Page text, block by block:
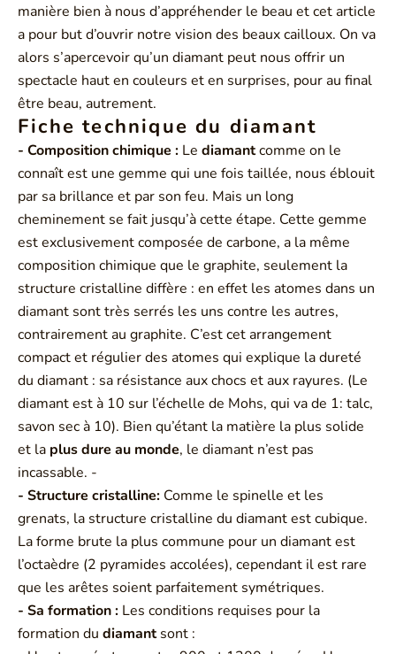
manière bien à nous d’appréhender le beau et cet article
a pour but d’ouvrir notre vision des beaux cailloux. On va
alors s’apercevoir qu’un diamant peut nous offrir un
spectacle haut en couleurs et en surprises, pour au final
être beau, autrement.
Fiche technique du diamant
- Composition chimique : Le diamantcomme on le
connaît est une gemme qui une fois taillée, nous éblouit
par sa brillance et par son feu. Mais un long
cheminement se fait jusqu’à cette étape. Cette gemme
est exclusivement composée de carbone, a la même
composition chimique que le graphite, seulement la
structure cristalline diffère : en effet les atomes dans un
diamant sont très serrés les uns contre les autres,
contrairement au graphite. C’est cet arrangement
compact et régulier des atomes qui explique la dureté
du diamant : sa résistance aux chocs et aux rayures. (Le
diamant est à 10 sur l’échelle de Mohs, qui va de 1: talc,
savon sec à 10). Bien qu’étant la matière la plus solide
et la plus dure au monde, le diamant n’est pas
incassable. -
- Structure cristalline: Comme le spinelle et les
grenats, la structure cristalline du diamant est cubique.
La forme brute la plus commune pour un diamant est
l’octaèdre (2 pyramides accolées), cependant il est rare
que les arêtes soient parfaitement symétriques.
- Sa formation : Les conditions requises pour la
formation du diamantsont :